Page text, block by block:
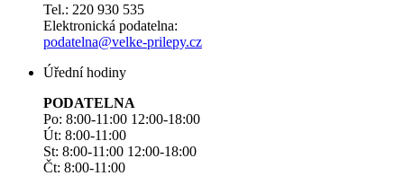
Tel.: 220 930 535
Elektronická podatelna:
podatelna@velke-prilepy.cz
Úřední hodiny
PODATELNA
Po: 8:00-11:00 12:00-18:00
Út: 8:00-11:00
St: 8:00-11:00 12:00-18:00
Čt: 8:00-11:00